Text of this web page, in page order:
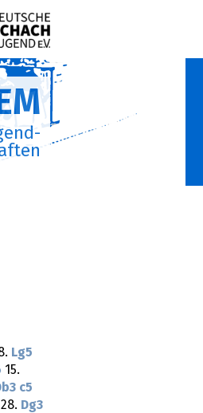
Lg5
15.
c5
28. Dg3